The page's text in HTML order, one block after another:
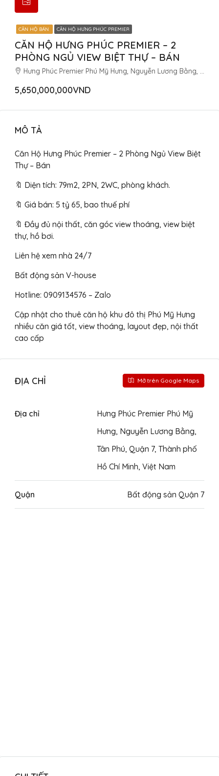
CĂN HỘ BÁN CĂN HỘ HƯNG PHÚC PREMIER
CĂN HỘ HƯNG PHÚC PREMIER – 2
PHÒNG NGỦ VIEW BIỆT THỰ – BÁN
Hưng Phúc Premier Phú Mỹ Hưng, Nguyễn Lương Bằng, Tân Phú, Quận 7, Thành phố Hồ Chí Minh, Việt Nam
5,650,000,000VND
MÔ TẢ
Căn Hộ Hưng Phúc Premier – 2 Phòng Ngủ View Biệt
Thự – Bán
🔖 Diện tích: 79m2, 2PN, 2WC, phòng khách.
🔖 Giá bán: 5 tỷ 65, bao thuế phí
🔖 Đầy đủ nội thất, căn góc view thoáng, view biệt
thự, hồ bơi.
Liên hệ xem nhà 24/7
Bất động sản V-house
Hotline: 0909134576 – Zalo
Cập nhật cho thuê căn hộ khu đô thị Phú Mỹ Hưng
nhiều căn giá tốt, view thoáng, layout đẹp, nội thất
cao cấp
ĐỊA CHỈ Mở trên Google Maps
Địa chỉ
Hưng Phúc Premier Phú Mỹ
Hưng, Nguyễn Lương Bằng,
Tân Phú, Quận 7, Thành phố
Hồ Chí Minh, Việt Nam
Quận Bất động sản Quận 7